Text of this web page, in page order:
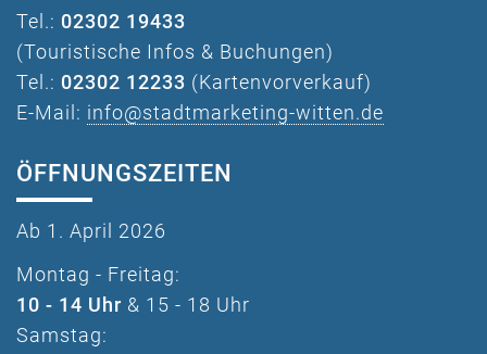
Tel.: 02302 19433
(Touristische Infos & Buchungen)
Tel.: 02302 12233 (Kartenvorverkauf)
E-Mail: info@stadtmarketing-witten.de
ÖFFNUNGSZEITEN
Ab 1. April 2026
Montag - Freitag:
10 - 14 Uhr & 15 - 18 Uhr
Samstag: